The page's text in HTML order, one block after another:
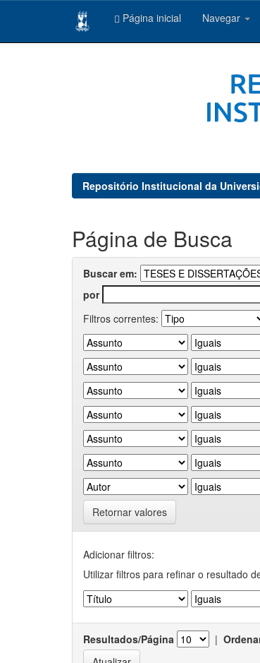
Página inicial Navegar
Repositório Institucional da
Página de Busca
Buscar em:
por
Filtros correntes:
Retornar valores
Adicionar filtros:
Utilizar filtros para refinar o resultado
Resultados/Página |